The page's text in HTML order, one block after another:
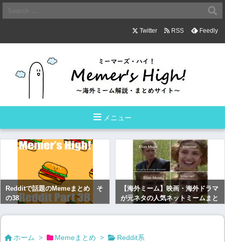
メニュー
Twitter RSS Feedly
Redditで話題のMemeまとめ そ
の38
【海外ミーム】映画・海外ドラマ
が元ネタの人気ネットミームまと
ホーム > Memeまとめ > Reddit系